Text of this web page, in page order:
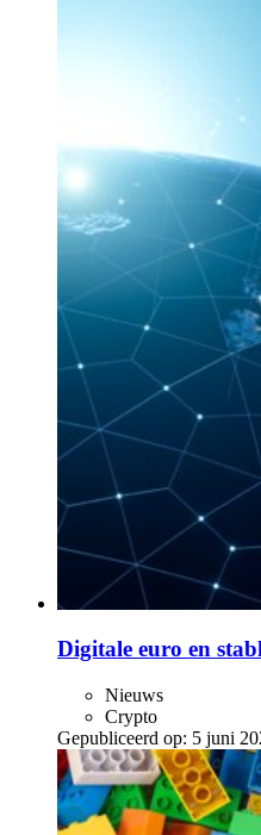
Digitale euro en
Nieuws
Crypto
Gepubliceerd op: 5 juni